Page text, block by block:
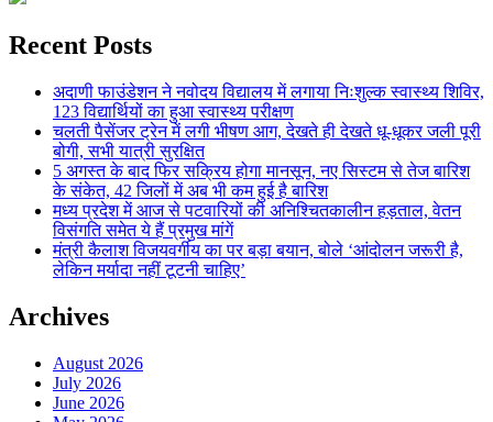
Recent Posts
अदाणी फाउंडेशन ने नवोदय विद्यालय में लगाया निःशुल्क स्वास्थ्य शिविर,
123 विद्यार्थियों का हुआ स्वास्थ्य परीक्षण
चलती पैसेंजर ट्रेन में लगी भीषण आग, देखते ही देखते धू-धूकर जली पूरी
बोगी, सभी यात्री सुरक्षित
5 अगस्त के बाद फिर सक्रिय होगा मानसून, नए सिस्टम से तेज बारिश
के संकेत, 42 जिलों में अब भी कम हुई है बारिश
मध्य प्रदेश में आज से पटवारियों की अनिश्चितकालीन हड़ताल, वेतन
विसंगति समेत ये हैं प्रमुख मांगें
मंत्री कैलाश विजयवर्गीय का पर बड़ा बयान, बोले ‘आंदोलन जरूरी है,
लेकिन मर्यादा नहीं टूटनी चाहिए’
Archives
August 2026
July 2026
June 2026